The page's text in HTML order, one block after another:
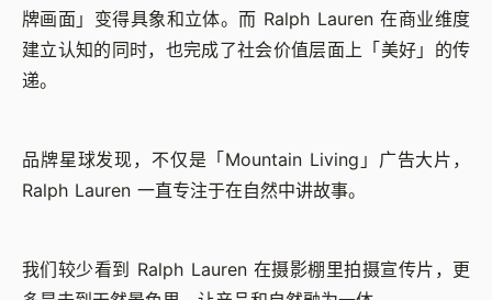
牌画面」变得具象和立体。而 Ralph Lauren 在商业维度
建立认知的同时，也完成了社会价值层面上「美好」的传
递。
品牌星球发现，不仅是「Mountain Living」广告大片，
Ralph Lauren 一直专注于在自然中讲故事。
我们较少看到 Ralph Lauren 在摄影棚里拍摄宣传片，更